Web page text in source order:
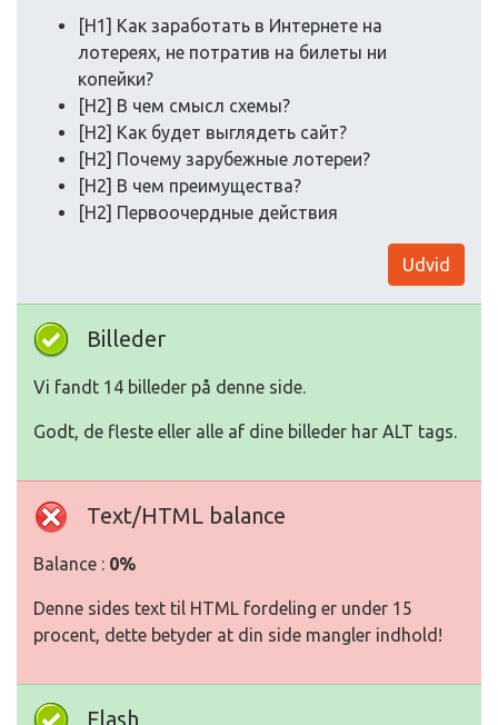
[H1] Как заработать в Интернете на
лотереях, не потратив на билеты ни
копейки?
[H2] В чем смысл схемы?
[H2] Как будет выглядеть сайт?
[H2] Почему зарубежные лотереи?
[H2] В чем преимущества?
[H2] Первоочердные действия
Udvid
Billeder
Vi fandt 14 billeder på denne side.
Godt, de fleste eller alle af dine billeder har ALT tags.
Text/HTML balance
Balance : 0%
Denne sides text til HTML fordeling er under 15
procent, dette betyder at din side mangler indhold!
Flash